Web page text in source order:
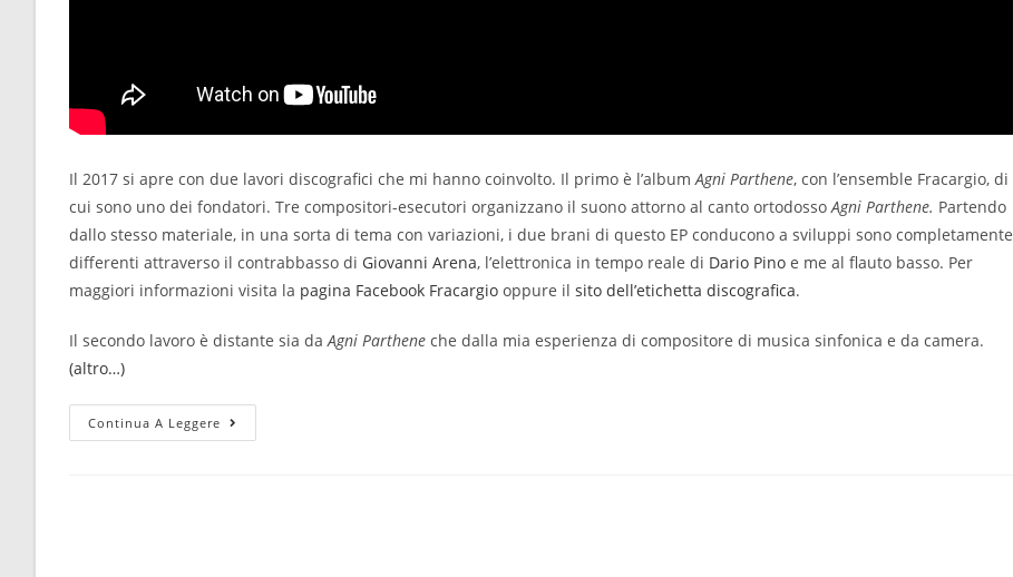
Il 2017 si apre con due lavori discografici che mi hanno coinvolto. Il primo è l’albumAgni Parthene, con l’ensemble Fracargio, di
cui sono uno dei fondatori. Tre compositori-esecutori organizzano il suono attorno al canto ortodossoAgni Parthene. Partendo
dallo stesso materiale, in una sorta di tema con variazioni, i due brani di questo EP conducono a sviluppi sono completamente
differenti attraverso il contrabbasso di Giovanni Arena, l’elettronica in tempo reale di Dario Pino e me al flauto basso. Per
maggiori informazioni visita la pagina Facebook Fracargio oppure il sito dell’etichetta discografica.
Il secondo lavoro è distante sia daAgni Parthene che dalla mia esperienza di compositore di musica sinfonica e da camera.
(altro…)
Continua A Leggere Un
2017